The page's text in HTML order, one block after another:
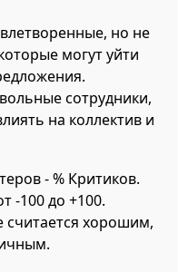
но не
могут уйти
сотрудники,
на коллектив и
- % Критиков.
-100 до +100.
хорошим,